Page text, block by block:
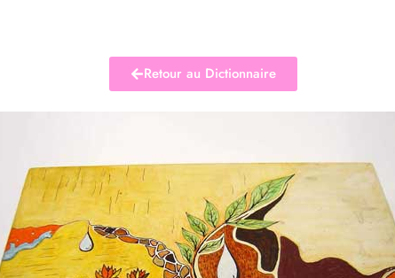
Retour au Dictionnaire